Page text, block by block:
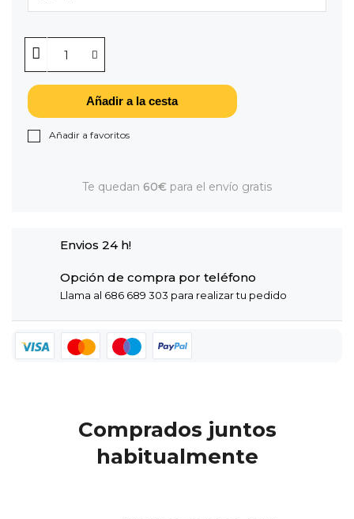
Añadir a la cesta
Añadir a favoritos
Te quedan 60€ para el envío gratis
Envios 24 h!
Opción de compra por teléfono
Llama al 686 689 303 para realizar tu pedido
Comprados juntos
habitualmente